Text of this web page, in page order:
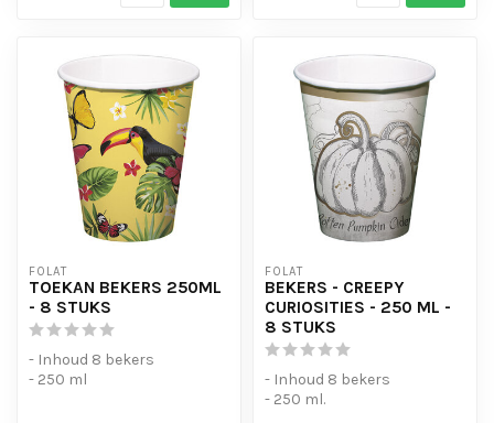
FOLAT
TOEKAN BEKERS 250ML
- 8 STUKS
- Inhoud 8 bekers
- 250 ml
FOLAT
BEKERS - CREEPY
CURIOSITIES - 250 ML -
8 STUKS
- Inhoud 8 bekers
- 250 ml.